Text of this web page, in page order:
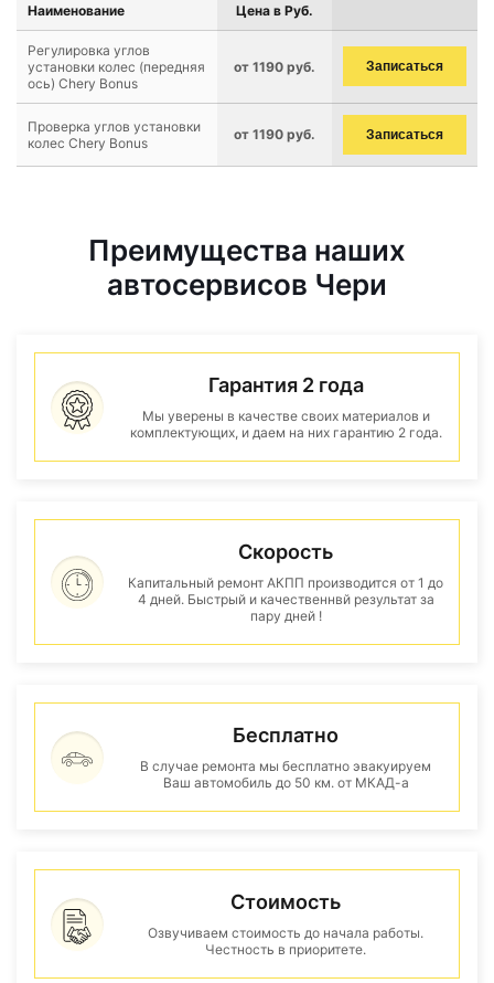
Наименование Цена в Руб.
Регулировка углов
установки колес (передняя
ось) Chery Bonus
от 1190 руб. Записаться
Проверка углов установки
колес Chery Bonus
от 1190 руб. Записаться
Преимущества наших
автосервисов Чери
Гарантия 2 года
Мы уверены в качестве своих материалов и
комплектующих, и даем на них гарантию 2 года.
Скорость
Капитальный ремонт АКПП производится от 1 до
4 дней. Быстрый и качественнвй результат за
пару дней !
Бесплатно
В случае ремонта мы бесплатно эвакуируем
Ваш автомобиль до 50 км. от МКАД-а
Стоимость
Озвучиваем стоимость до начала работы.
Честность в приоритете.